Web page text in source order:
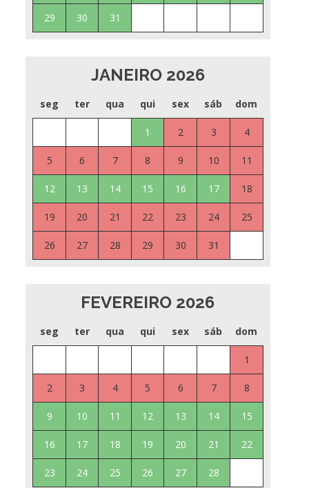
29 30 31
JANEIRO 2026
seg ter qua qui sex sáb dom
1 2 3 4
5 6 7 8 9 10 11
12 13 14 15 16 17 18
19 20 21 22 23 24 25
26 27 28 29 30 31
FEVEREIRO 2026
seg ter qua qui sex sáb dom
1
2 3 4 5 6 7 8
9 10 11 12 13 14 15
16 17 18 19 20 21 22
23 24 25 26 27 28